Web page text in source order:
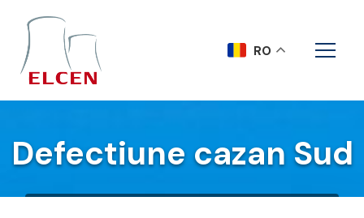
Defectiune cazan Sud
RO